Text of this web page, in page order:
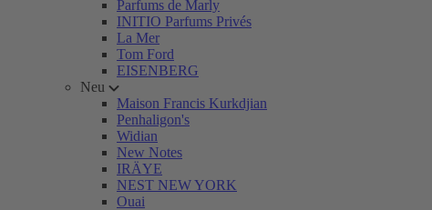
Parfums de Marly
INITIO Parfums Privés
La Mer
Tom Ford
EISENBERG
Neu
Maison Francis Kurkdjian
Penhaligon's
Widian
New Notes
IRÄYE
NEST NEW YORK
Ouai